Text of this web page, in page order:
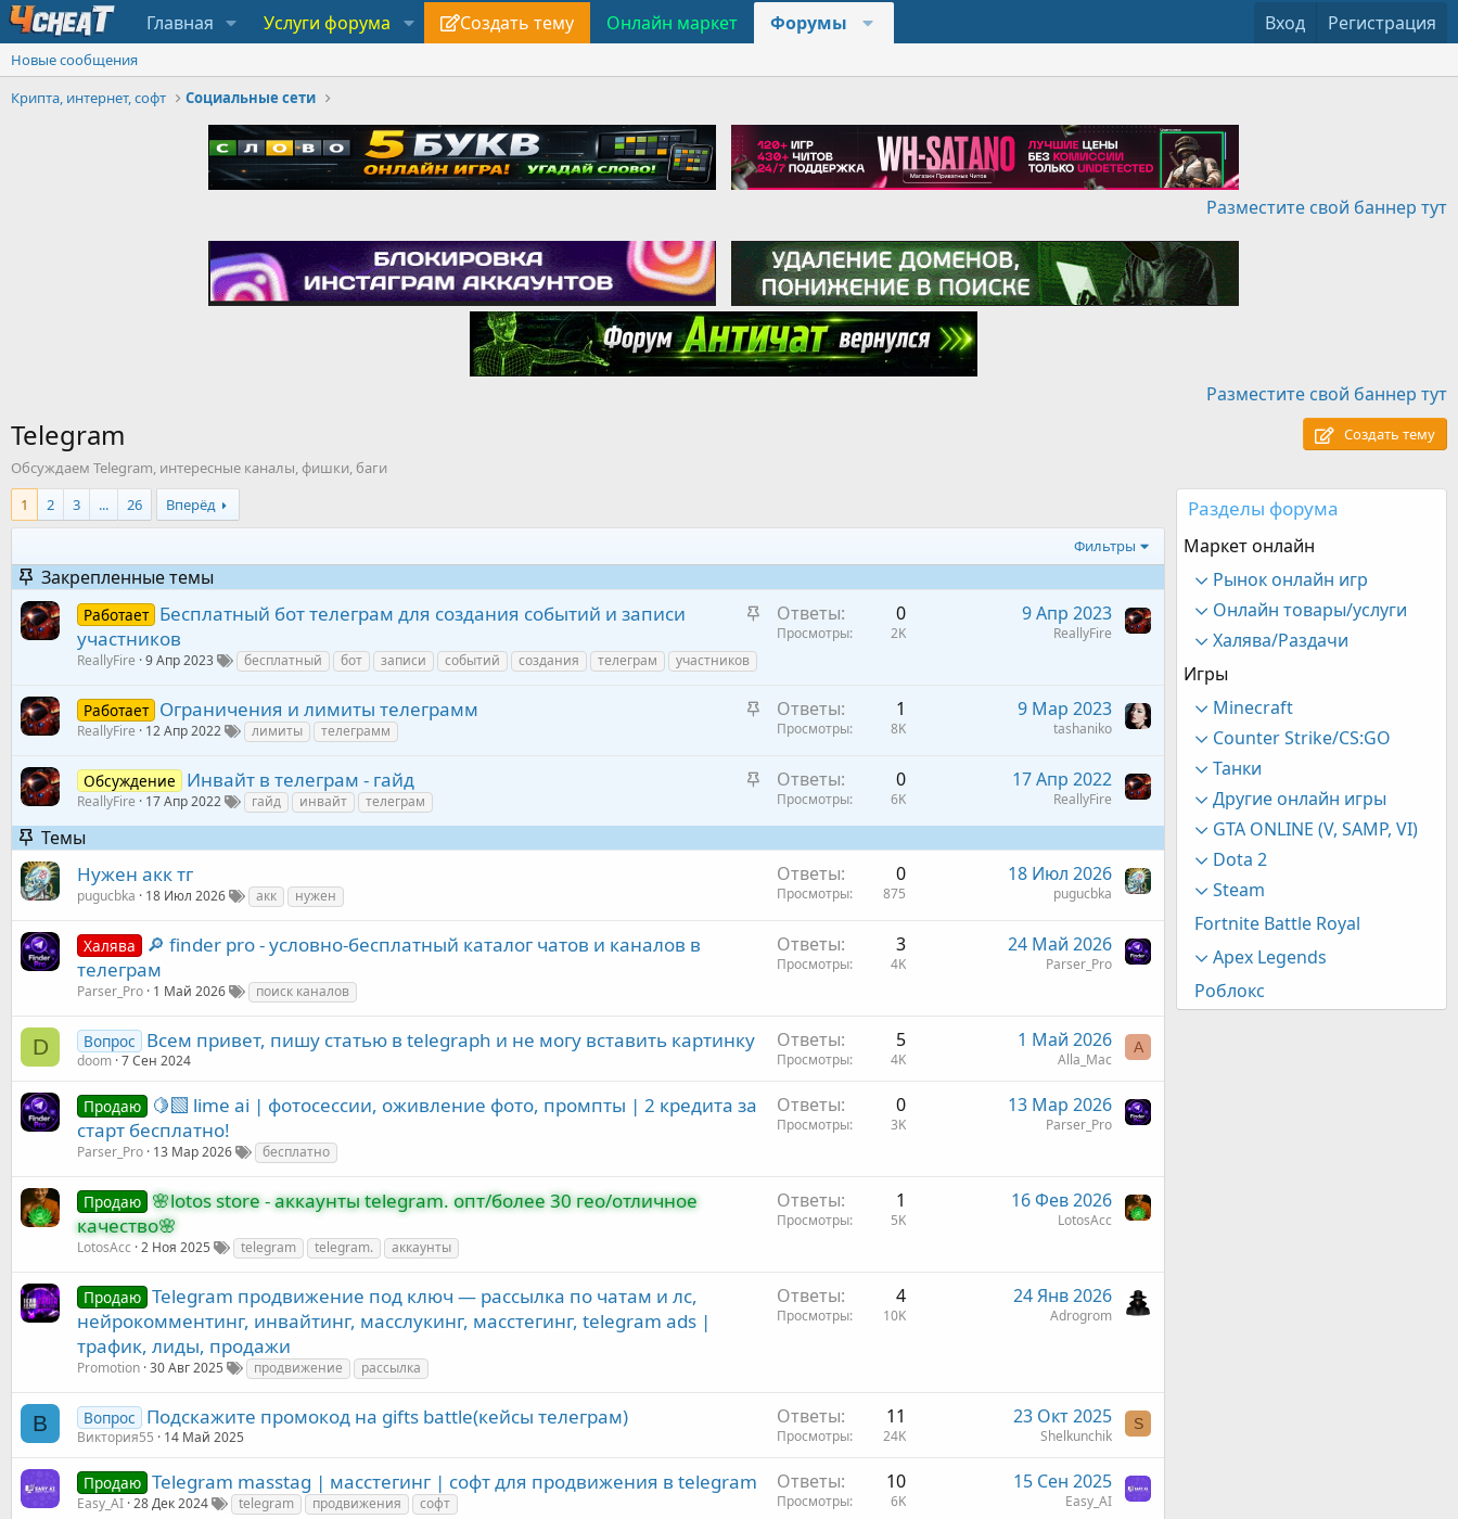
Главная Услуги форума Создать тему Онлайн маркет Форумы Вход Регистрация
Новые сообщения
Крипта, интернет, софт
Социальные сети
Разместите свой баннер тут
Разместите свой баннер тут
Telegram
Создать тему
Обсуждаем Telegram, интересные каналы, фишки, баги
1
2 3 ... 26 Вперёд
Фильтры
Закрепленные темы
З
е
е
о
Работает Бесплатный бот телеграм для создания событий и записи
участников
ReallyFire 9 Апр 2023 бесплатный бот записи событий создания телеграм участников
Ответы 0
Просмотры 2K
9 Апр 2023
ReallyFire
З
р
п
л
Работает Ограничения и лимиты телеграмм
ReallyFire 12 Апр 2022 лимиты телеграмм
Ответы 1
Просмотры 8K
9 Мар 2023
tashaniko
З
к
р
Обсуждение Инвайт в телеграм - гайд
ReallyFire 17 Апр 2022 гайд инвайт телеграм
Ответы 0
Просмотры 6K
17 Апр 2022
ReallyFire
Темы
Нужен акк тг
pugucbka 18 Июл 2026 акк нужен
Ответы 0
Просмотры 875
18 Июл 2026
pugucbka
Халява
🔎 finder pro - условно-бесплатный каталог чатов и каналов в
телеграм
Parser_Pro 1 Май 2026 поиск каналов
Ответы 3
Просмотры 4K
24 Май 2026
Parser_Pro
D Вопрос Всем привет, пишу статью в telegraph и не могу вставить картинку
doom 7 Сен 2024
Ответы 5
Просмотры 4K
1 Май 2026
Alla_Mac
A
Продаю
🍋‍🟩 lime ai | фотосессии, оживление фото, промпты | 2 кредита за
старт бесплатно!
Parser_Pro 13 Мар 2026 бесплатно
Ответы 0
Просмотры 3K
13 Мар 2026
Parser_Pro
Продаю 🌸lotos store - аккаунты telegram. опт/более 30 гео/отличное
качество🌸
LotosAcc 2 Ноя 2025 telegram telegram. аккаунты
Ответы 1
Просмотры 5K
16 Фев 2026
LotosAcc
Продаю Telegram продвижение под ключ — рассылка по чатам и лс,
нейрокомментинг, инвайтинг, масслукинг, масстегинг, telegram ads |
трафик, лиды, продажи
Promotion 30 Авг 2025 продвижение рассылка
Ответы 4
Просмотры 10K
24 Янв 2026
Adrogrom
В Вопрос Подскажите промокод на gifts battle(кейсы телеграм)
Виктория55 14 Май 2025
Ответы 11
Просмотры 24K
23 Окт 2025
Shelkunchik
S
Продаю Telegram masstag | масстегинг | софт для продвижения в telegram
Easy_AI 28 Дек 2024 telegram продвижения софт
Ответы 10
Просмотры 6K
15 Сен 2025
Easy_AI
Разделы форума
Маркет онлайн
Рынок онлайн игр
Онлайн товары/услуги
Халява/Раздачи
Игры
Minecraft
Counter Strike/CS:GO
Танки
Другие онлайн игры
GTA ONLINE (V, SAMP, VI)
Dota 2
Steam
Fortnite Battle Royal
Apex Legends
Роблокс